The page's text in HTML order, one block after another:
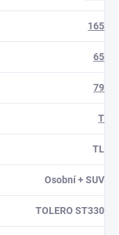
165
65
79
T
TL
Osobní + SUV
TOLERO ST330